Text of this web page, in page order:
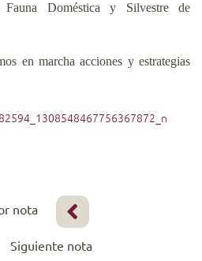
Fauna Doméstica y Silvestre de
en marcha acciones y estrategias
nota
Siguiente nota